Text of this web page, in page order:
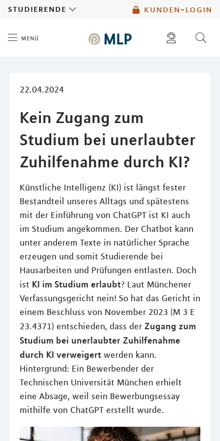
kunden-login
studierende
menü
22.04.2024
Kein Zugang zum
Studium bei unerlaubter
Zuhilfenahme durch KI?
Künstliche Intelligenz (KI) ist längst fester
Bestandteil unseres Alltags und spätestens
mit der Einführung von ChatGPT ist KI auch
im Studium angekommen. Der Chatbot kann
unter anderem Texte in natürlicher Sprache
erzeugen und somit Studierende bei
Hausarbeiten und Prüfungen entlasten. Doch
ist KI im Studium erlaubt? Laut Münchener
Verfassungsgericht nein! So hat das Gericht in
einem Beschluss von November 2023 (M 3 E
23.4371) entschieden, dass der Zugang zum
Studium bei unerlaubter Zuhilfenahme
durch KI verweigert werden kann.
Hintergrund: Ein Bewerbender der
Technischen Universität München erhielt
eine Absage, weil sein Bewerbungsessay
mithilfe von ChatGPT erstellt wurde.